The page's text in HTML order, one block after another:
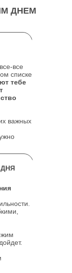
ДНЕМ
все
списке
тебе
важных